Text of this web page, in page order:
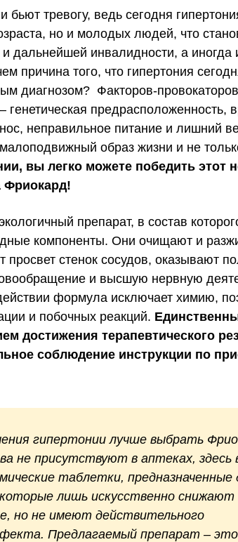
бьют тревогу, ведь сегодня
но и молодых людей, что
дальнейшей инвалидности, а иногда
причина того, что гипертония
диагнозом? Факторов-
генетическая предрасположенность,
неправильное питание и лишний
образ жизни и не
вы легко можете победить этот
Фриокард!
препарат, в состав
компоненты. Они очищают и
стенок сосудов, оказывают
и высшую нервную
формула исключает химию,
и побочных реакций.
достижения терапевтического
соблюдение инструкции по
гипертонии лучше выбрать
не присутствуют в аптеках,
таблетки, предназначенные
лишь искусственно снижают
но не имеют действительного
Предлагаемый препарат –